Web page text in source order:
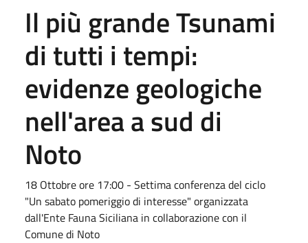
Il più grande Tsunami
di tutti i tempi:
evidenze geologiche
nell'area a sud di
Noto
18 Ottobre ore 17:00 - Settima conferenza del ciclo
"Un sabato pomeriggio di interesse" organizzata
dall'Ente Fauna Siciliana in collaborazione con il
Comune di Noto